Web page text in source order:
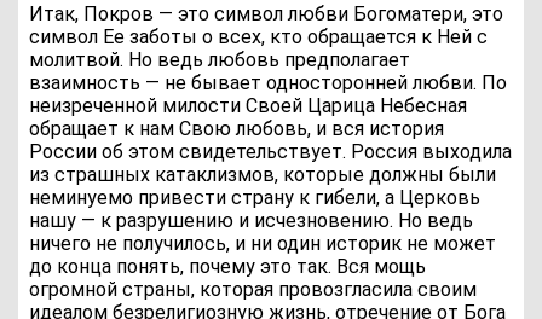
Итак, Покров — это символ любви Богоматери, это
символ Ее заботы о всех, кто обращается к Ней с
молитвой. Но ведь любовь предполагает
взаимность — не бывает односторонней любви. По
неизреченной милости Своей Царица Небесная
обращает к нам Свою любовь, и вся история
России об этом свидетельствует. Россия выходила
из страшных катаклизмов, которые должны были
неминуемо привести страну к гибели, а Церковь
нашу — к разрушению и исчезновению. Но ведь
ничего не получилось, и ни один историк не может
до конца понять, почему это так. Вся мощь
огромной страны, которая провозгласила своим
идеалом безрелигиозную жизнь, отречение от Бога